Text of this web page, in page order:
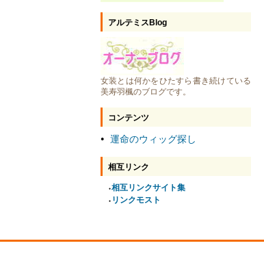
アルテミスBlog
女装とは何かをひたすら書き続けている
美寿羽楓のブログです。
コンテンツ
● 運命のウィッグ探し
相互リンク
●相互リンクサイト集
● リンクモスト